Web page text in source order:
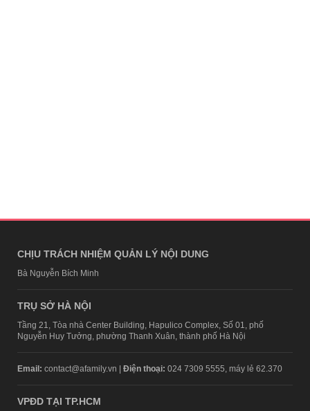
CHỊU TRÁCH NHIỆM QUẢN LÝ NỘI DUNG
Bà Nguyễn Bích Minh
TRỤ SỞ HÀ NỘI
Tầng 21, Tòa nhà Center Building, Hapulico Complex, Số 01, phố
Nguyễn Huy Tưởng, phường Thanh Xuân, thành phố Hà Nội
Email: contact@afamily.vn | Điện thoại: 024 7309 5555, máy lẻ 62.370
VPĐD TẠI TP.HCM